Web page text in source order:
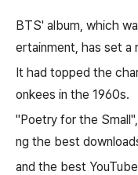
BTS' album, which
ertainment, has set a
It had topped the
onkees in the 1960s.
"Poetry for the
ng the best
and the best